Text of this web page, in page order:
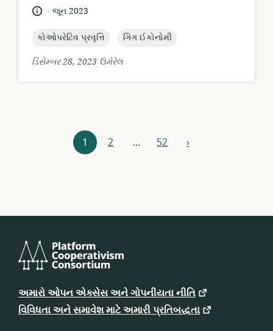
ભાષા:.
પ્રકાશન
જૂન 2023
topic:
કોઓપરેટિવ પ્રવૃત્તિ topic:
ગિગ ઈકોનોમી
ડિસેમ્બર 28, 2023 ઉમેરેલ
1 2 … 52 આગળ
›
પ્લેટફોર્મ
કોઓપરેટિવિઝમ
કન્સોર્ટિયમ
અમારો ઓપન એક્સેસ અને ગોપનીયતા નીતિ
વિવિધતા અને સમાવેશ માટે અમારી પ્રતિબદ્ધતા